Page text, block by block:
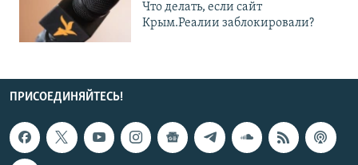
Что делать, если сайт
Крым.Реалии заблокировали?
ПРИСОЕДИНЯЙТЕСЬ!